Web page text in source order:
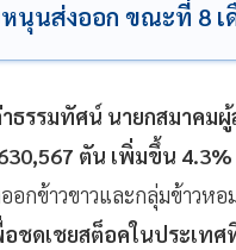
นุนส่งออก ขณะที่ 8 เ
ธรรมทัศน์ นายกสมาคม
ตัน เพิ่มขึ้น 4.3%
ออกข้าวขาวและกลุ่มข้าว
อชดเชยสต็อคในประเทศ